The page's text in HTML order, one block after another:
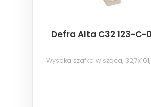
Defra Alta C32 123-C-
Wysoka szafka wisząca,